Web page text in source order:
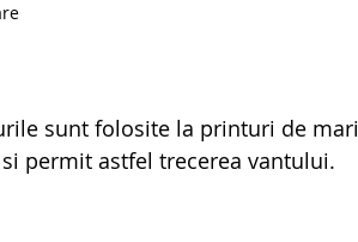
sunt folosite la printuri de mari
permit astfel trecerea vantului.